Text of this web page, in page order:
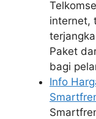
internet,
Paket
bagi
Info